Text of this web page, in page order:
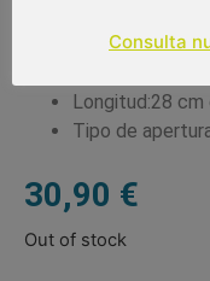
Paraguas de 9
Longitud:28
Tipo de
30,90 €
Out of stock
Consulta